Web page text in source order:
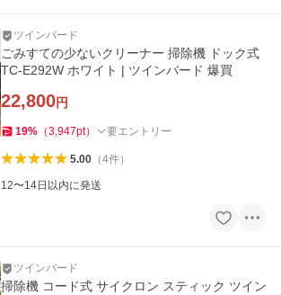
ツインバード
ごみすての少ないクリーナー 掃除機 ドック式
TC-E292W ホワイト | ツインバード 爆買
22,800円
19% （3,947pt） 要エントリー
5.00（4件）
12〜14日以内に発送
ツインバード
掃除機 コード式 サイクロン スティック ツイン